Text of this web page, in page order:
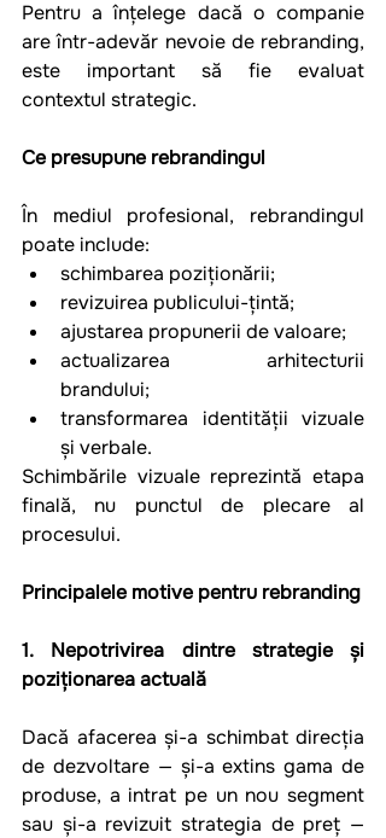
Pentru a înțelege dacă o companie
are într-adevăr nevoie de rebranding,
este important să fie evaluat
contextul strategic.
Ce presupune rebrandingul
În mediul profesional, rebrandingul
poate include:
schimbarea poziționării;
revizuirea publicului-țintă;
ajustarea propunerii de valoare;
actualizarea arhitecturii
brandului;
transformarea identității vizuale
și verbale.
Schimbările vizuale reprezintă etapa
finală, nu punctul de plecare al
procesului.
Principalele motive pentru rebranding
1. Nepotrivirea dintre strategie și
poziționarea actuală
Dacă afacerea și-a schimbat direcția
de dezvoltare — și-a extins gama de
produse, a intrat pe un nou segment
sau și-a revizuit strategia de preț —